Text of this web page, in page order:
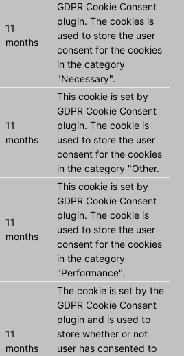
11
months
GDPR Cookie Consent
plugin. The cookies is
used to store the user
consent for the cookies
in the category
"Necessary".
11
months
This cookie is set by
GDPR Cookie Consent
plugin. The cookie is
used to store the user
consent for the cookies
in the category "Other.
11
months
This cookie is set by
GDPR Cookie Consent
plugin. The cookie is
used to store the user
consent for the cookies
in the category
"Performance".
11
months
The cookie is set by the
GDPR Cookie Consent
plugin and is used to
store whether or not
user has consented to